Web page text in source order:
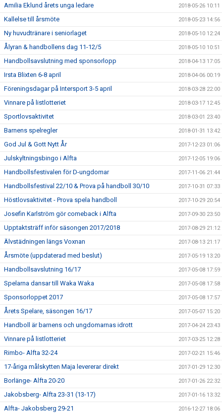
Amilia Eklund årets unga ledare 2018-05-26 10:11
Kallelse till årsmöte 2018-05-23 14:56
Ny huvudtränare i seniorlaget 2018-05-10 12:24
Ålyran & handbollens dag 11-12/5 2018-05-10 10:51
Handbollsavslutning med sponsorlopp 2018-04-13 17:05
Irsta Blixten 6-8 april 2018-04-06 00:19
Föreningsdagar på Intersport 3-5 april 2018-03-28 22:00
Vinnare på listlotteriet 2018-03-17 12:45
Sportlovsaktivitet 2018-03-01 23:40
Barnens spelregler 2018-01-31 13:42
God Jul & Gott Nytt År 2017-12-23 01:06
Julskyltningsbingo i Alfta 2017-12-05 19:06
Handbollsfestivalen för D-ungdomar 2017-11-06 21:44
Handbollsfestival 22/10 & Prova på handboll 30/10 2017-10-31 07:33
Höstlovsaktivitet - Prova spela handboll 2017-10-29 20:54
Josefin Karlström gör comeback i Alfta 2017-09-30 23:50
Upptaktsträff inför säsongen 2017/2018 2017-08-29 21:12
Älvstädningen längs Voxnan 2017-08-13 21:17
Årsmöte (uppdaterad med beslut) 2017-05-19 13:20
Handbollsavslutning 16/17 2017-05-08 17:59
Spelarna dansar till Waka Waka 2017-05-08 17:58
Sponsorloppet 2017 2017-05-08 17:57
Årets Spelare, säsongen 16/17 2017-05-07 15:20
Handboll är barnens och ungdomarnas idrott 2017-04-24 23:43
Vinnare på listlotteriet 2017-03-25 12:28
Rimbo- Alfta 32-24 2017-02-21 15:46
17-åriga målskytten Maja levererar direkt 2017-01-29 12:30
Borlänge- Alfta 20-20 2017-01-26 22:32
Jakobsberg- Alfta 23-31 (13-17) 2017-01-16 13:32
Alfta- Jakobsberg 29-21 2016-12-27 18:06